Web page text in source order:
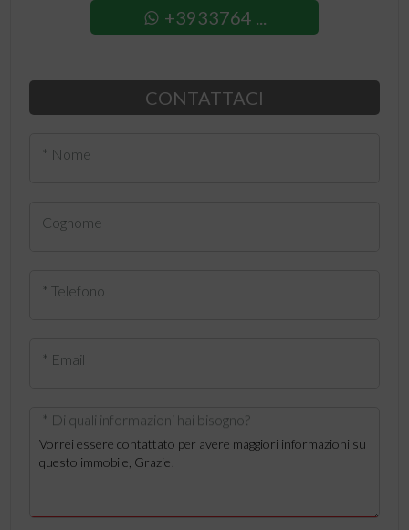
+3933764 ...
CONTATTACI
* Nome
Cognome
* Telefono
* Email
* Di quali informazioni hai bisogno?